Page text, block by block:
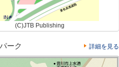
(C)JTB Publishing
ーク 詳細を見る